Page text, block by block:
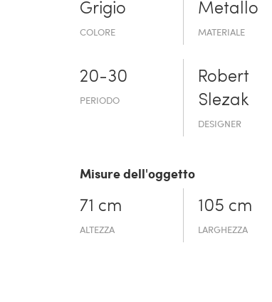
Grigio
COLORE
Metallo
MATERIALE
20-30
PERIODO
Robert
Slezak
DESIGNER
Misure dell'oggetto
71 cm
ALTEZZA
105 cm
LARGHEZZA